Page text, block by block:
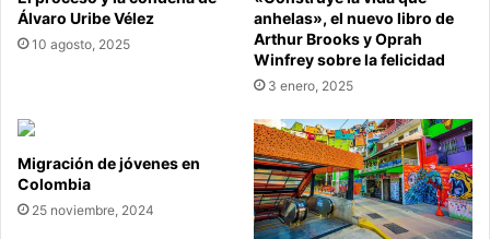
Álvaro Uribe Vélez
10 agosto, 2025
anhelas», el nuevo libro de
Arthur Brooks y Oprah
Winfrey sobre la felicidad
3 enero, 2025
Migración de jóvenes en
Colombia
25 noviembre, 2024